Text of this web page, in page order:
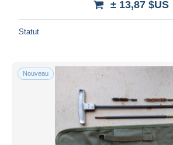
± 13,87 $US
Statut
Nouveau